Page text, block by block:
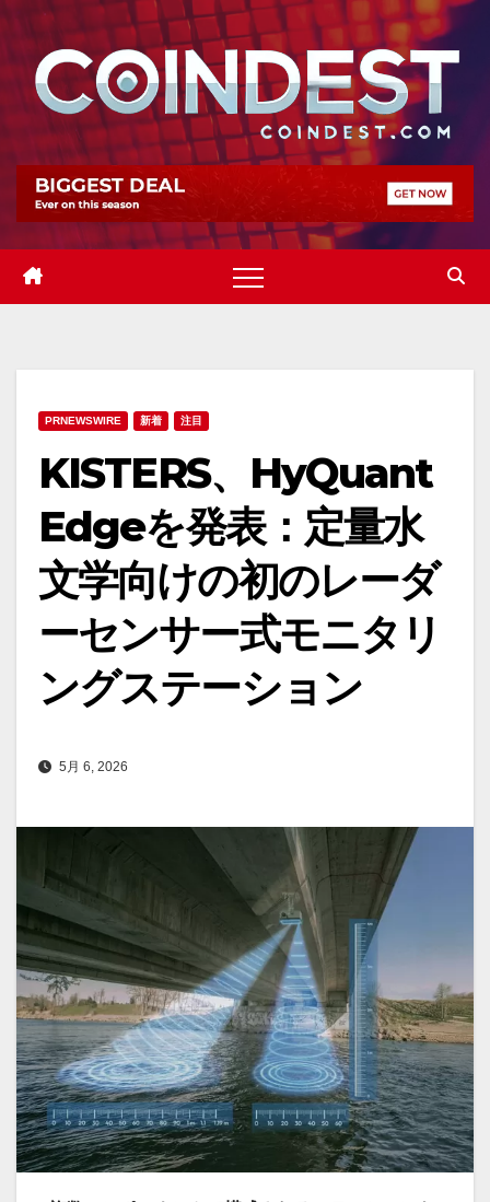
Skip
content
PRNEWSWIRE 新着 注目
KISTERS、HyQuant
Edgeを発表：定量水
文学向けの初のレーダ
ーセンサー式モニタリ
ングステーション
5月 6, 2026